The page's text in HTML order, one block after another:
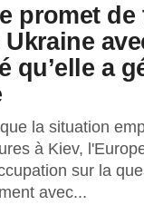
promet
qu’elle a
la situation
à Kiev,
sur la
avec...